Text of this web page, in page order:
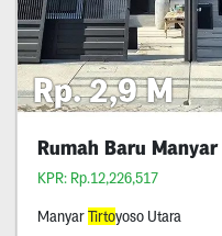
Rp. 2,9 M
Rumah Baru Manyar
KPR: Rp.12,226,517
ManyarTirtoyoso Utara